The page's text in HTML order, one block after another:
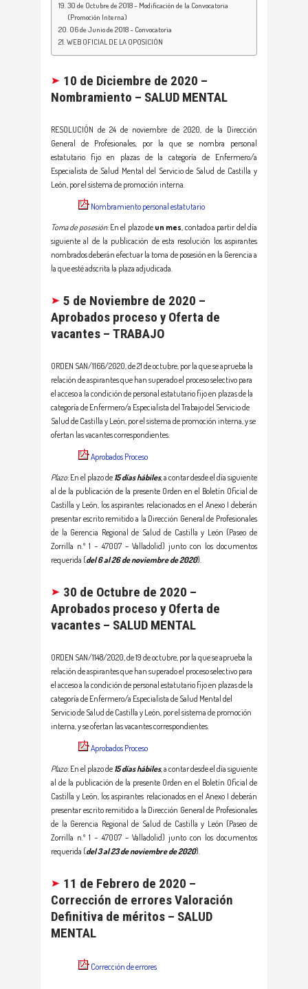
30 de Octubre de 2018 – Modificación de la Convocatoria
(Promoción Interna)
06 de Junio de 2018 – Convocatoria
WEB OFICIAL DE LA OPOSICIÓN
10 de Diciembre de 2020 –
Nombramiento – SALUD MENTAL
RESOLUCIÓN de 24 de noviembre de 2020, de la Dirección
General de Profesionales, por la que se nombra personal
estatutario fijo en plazas de la categoría de Enfermero/a
Especialista de Salud Mental del Servicio de Salud de Castilla y
León, por el sistema de promoción interna.
Nombramiento personal estatutario
Toma de posesión: En el plazo de un mes, contado a partir del día
siguiente al de la publicación de esta resolución los aspirantes
nombrados deberán efectuar la toma de posesión en la Gerencia a
la que esté adscrita la plaza adjudicada.
5 de Noviembre de 2020 –
Aprobados proceso y Oferta de
vacantes – TRABAJO
ORDEN SAN/1166/2020, de 21 de octubre, por la que se aprueba la
relación de aspirantes que han superado el proceso selectivo para
el acceso a la condición de personal estatutario fijo en plazas de la
categoría de Enfermero/a Especialista del Trabajo del Servicio de
Salud de Castilla y León, por el sistema de promoción interna, y se
ofertan las vacantes correspondientes.
Aprobados Proceso
Plazo: En el plazo de 15 días hábiles, a contar desde el día siguiente
al de la publicación de la presente Orden en el Boletín Oficial de
Castilla y León, los aspirantes relacionados en el Anexo I deberán
presentar escrito remitido a la Dirección General de Profesionales
de la Gerencia Regional de Salud de Castilla y León (Paseo de
Zorrilla n.º 1 – 47007 – Valladolid) junto con los documentos
requerida (del 6 al 26 de noviembre de 2020).
30 de Octubre de 2020 –
Aprobados proceso y Oferta de
vacantes – SALUD MENTAL
ORDEN SAN/1148/2020, de 19 de octubre, por la que se aprueba la
relación de aspirantes que han superado el proceso selectivo para
el acceso a la condición de personal estatutario fijo en plazas de la
categoría de Enfermero/a Especialista de Salud Mental del
Servicio de Salud de Castilla y León, por el sistema de promoción
interna, y se ofertan las vacantes correspondientes.
Aprobados Proceso
Plazo: En el plazo de 15 días hábiles, a contar desde el día siguiente
al de la publicación de la presente Orden en el Boletín Oficial de
Castilla y León, los aspirantes relacionados en el Anexo I deberán
presentar escrito remitido a la Dirección General de Profesionales
de la Gerencia Regional de Salud de Castilla y León (Paseo de
Zorrilla n.º 1 – 47007 – Valladolid) junto con los documentos
requerida (del 3 al 23 de noviembre de 2020).
11 de Febrero de 2020 –
Corrección de errores Valoración
Definitiva de méritos – SALUD
MENTAL
Corrección de errores